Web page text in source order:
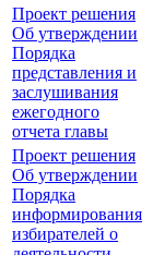
Проект решения
Об утверждении
Порядка
представления и
заслушивания
ежегодного
отчета главы
Проект решения
Об утверждении
Порядка
информирования
избирателей о